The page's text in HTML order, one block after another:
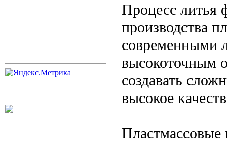
Процесс литья
производства
современными
высокоточным
создавать
высокое
Пластмассовые